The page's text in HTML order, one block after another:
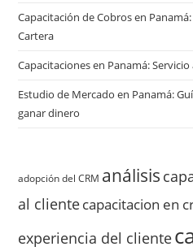
Capacitación de Cobros en
Cartera
Capacitaciones en Panamá:
Estudio de Mercado en Panamá:
ganar dinero
adopción del CRM análisis
al clientecapacitacion en
experiencia del cliente